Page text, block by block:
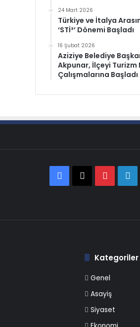
24 Mart 2026
Türkiye ve İtalya
‘STİ³’ Dönemi Başladı
16 Şubat 2026
Aziziye Belediye
Akpunar, İlçeyi Turizm
Çalışmalarına Başladı
Facebook
X Pinterest
Kategoriler
Genel
Asayiş
Siyaset